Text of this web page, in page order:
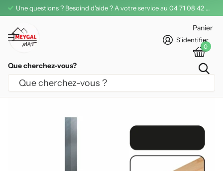
Une questions ? Besoind d'aide ? A votre service au 04 71 08 42 11
Que cherchez-vous?
S'identifier
Panier
0
FER DE DÉGAUCHISSEUSE CARBURE
LEMAN 420 MM